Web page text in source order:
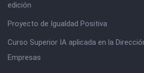
edición
Proyecto de Igualdad Positiva
Curso Superior IA aplicada en la
Empresas